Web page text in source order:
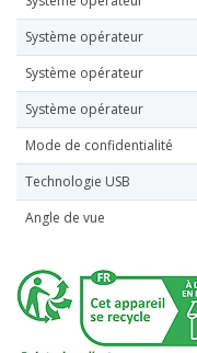
Système opérateur
Système opérateur
Système opérateur
Mode de confidentialité
Technologie USB
Angle de vue